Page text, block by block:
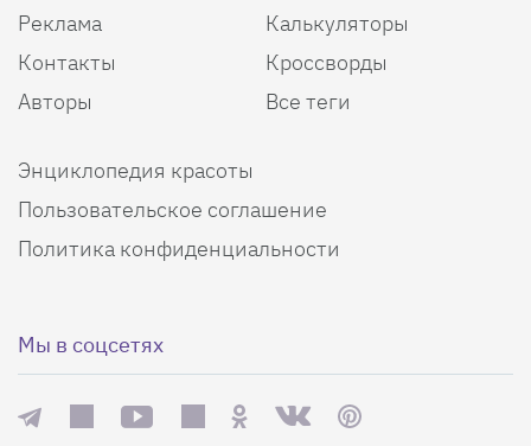
Реклама
Контакты
Авторы
Калькуляторы
Кроссворды
Все теги
Энциклопедия красоты
Пользовательское соглашение
Политика конфиденциальности
Мы в соцсетях